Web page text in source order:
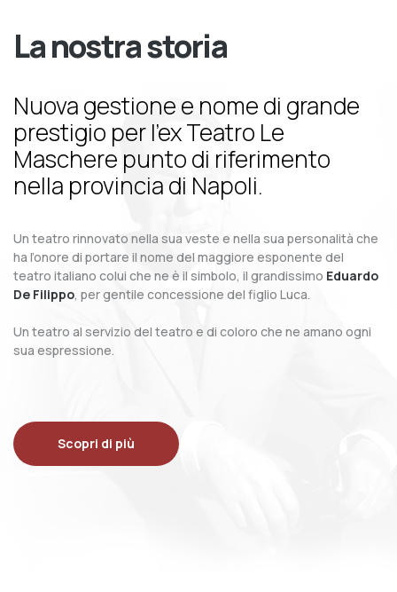
La nostra storia
Nuova gestione e nome di grande
prestigio per l’ex Teatro Le
Maschere punto di riferimento
nella provincia di Napoli.
Un teatro rinnovato nella sua veste e nella sua personalità che
ha l’onore di portare il nome del maggiore esponente del
teatro italiano colui che ne è il simbolo, il grandissimo Eduardo
De Filippo, per gentile concessione del figlio Luca.
Un teatro al servizio del teatro e di coloro che ne amano ogni
sua espressione.
Scopri di più